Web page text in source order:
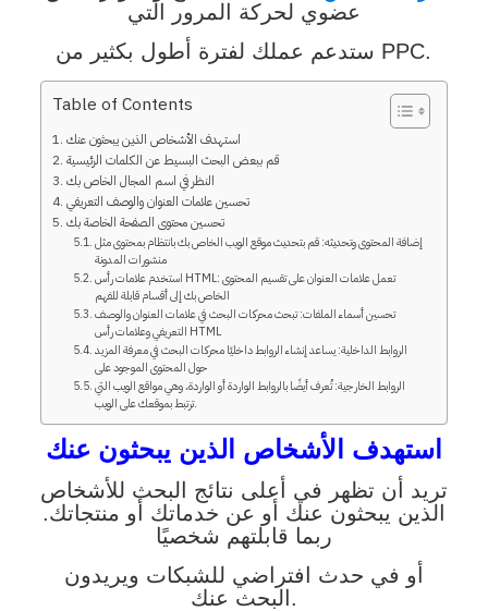
عضوي لحركة المرور التي
ستدعم عملك لفترة أطول بكثير من PPC.
Table of Contents
استهدف الأشخاص الذين يبحثون عنك
قم ببعض البحث البسيط عن الكلمات الرئيسية
النظر في اسم المجال الخاص بك
تحسين علامات العنوان والوصف التعريفي
تحسين محتوى الصفحة الخاصة بك
إضافة المحتوى وتحديثه: قم بتحديث موقع الويب الخاص بك بانتظام بمحتوى مثل
منشورات المدونة
استخدم علامات رأس HTML: تعمل علامات العنوان على تقسيم المحتوى
الخاص بك إلى أقسام قابلة للفهم
تحسين أسماء الملفات: تبحث محركات البحث في علامات العنوان والوصف
التعريفي وعلامات رأس HTML
الروابط الداخلية: يساعد إنشاء الروابط داخليًا محركات البحث في معرفة المزيد
حول المحتوى الموجود على
الروابط الخارجية: تُعرف أيضًا بالروابط الواردة أو الواردة، وهي مواقع الويب التي
ترتبط بموقعك على الويب.
استهدف الأشخاص الذين يبحثون عنك
تريد أن تظهر في أعلى نتائج البحث للأشخاص
الذين يبحثون عنك أو عن خدماتك أو منتجاتك.
ربما قابلتهم شخصيًا
أو في حدث افتراضي للشبكات ويريدون
البحث عنك.